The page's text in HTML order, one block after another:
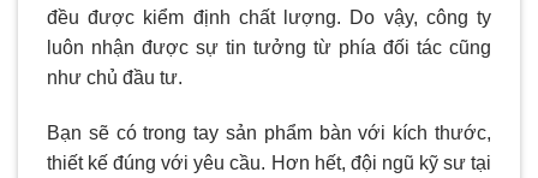
đều được kiểm định chất lượng. Do vậy, công ty
luôn nhận được sự tin tưởng từ phía đối tác cũng
như chủ đầu tư.
Bạn sẽ có trong tay sản phẩm bàn với kích thước,
thiết kế đúng với yêu cầu. Hơn hết, đội ngũ kỹ sư tại